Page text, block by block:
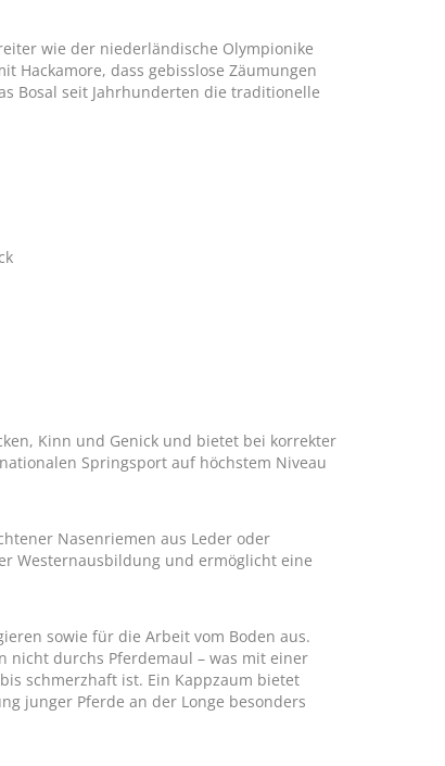
wie der niederländische Olympionike
Hackamore, dass gebisslose Zäumungen
Bosal seit Jahrhunderten die traditionelle
Kinn und Genick und bietet bei korrekter
Springsport auf höchstem Niveau
Nasenriemen aus Leder oder
Westernausbildung und ermöglicht eine
sowie für die Arbeit vom Boden aus.
nicht durchs Pferdemaul – was mit einer
schmerzhaft ist. Ein Kappzaum bietet
junger Pferde an der Longe besonders